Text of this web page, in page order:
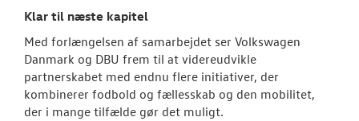
Klar til næste kapitel
Med forlængelsen af samarbejdet ser Volkswagen
Danmark og DBU frem til at videreudvikle
partnerskabet med endnu flere initiativer, der
kombinerer fodbold og fællesskab og den mobilitet,
der i mange tilfælde gør det muligt.